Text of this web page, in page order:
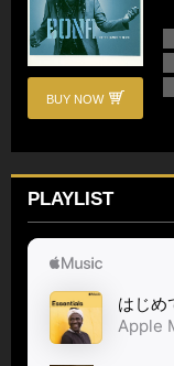
BUY NOW
PLAYLIST